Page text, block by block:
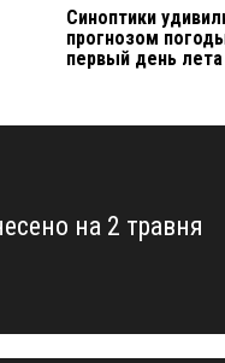
Синоптики
прогнозом
первый день лета
на 2 травня